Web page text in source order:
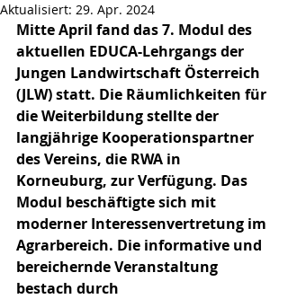
Aktualisiert: 29. Apr. 2024
Mitte April fand das 7. Modul des
aktuellen EDUCA-Lehrgangs der
Jungen Landwirtschaft Österreich
(JLW) statt. Die Räumlichkeiten für
die Weiterbildung stellte der
langjährige Kooperationspartner
des Vereins, die RWA in
Korneuburg, zur Verfügung. Das
Modul beschäftigte sich mit
moderner Interessenvertretung im
Agrarbereich. Die informative und
bereichernde Veranstaltung
bestach durch